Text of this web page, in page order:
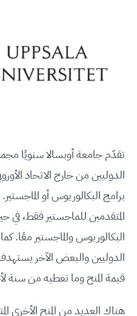
تقدّم جامعة أوبسالا سنويًا
الدوليين من خارج الاتحاد
برامج البكالوريوس أو
المتقدمين للماجستير فقط، في
البكالوريوس والماجستير معًا.
الدوليين والبعض الآخر
قيمة المنح وما تغطيه من سنة
هناك العديد من المنح الأخرى